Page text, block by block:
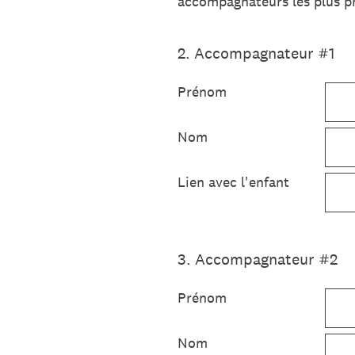
2. Accompagnateur #1
Prénom
Nom
Lien avec l'enfant
3. Accompagnateur #2
Prénom
Nom